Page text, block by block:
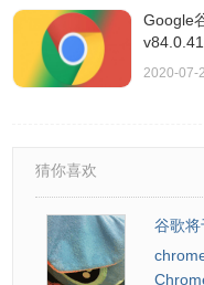
Google
2020-07-
猜你喜欢
谷歌将